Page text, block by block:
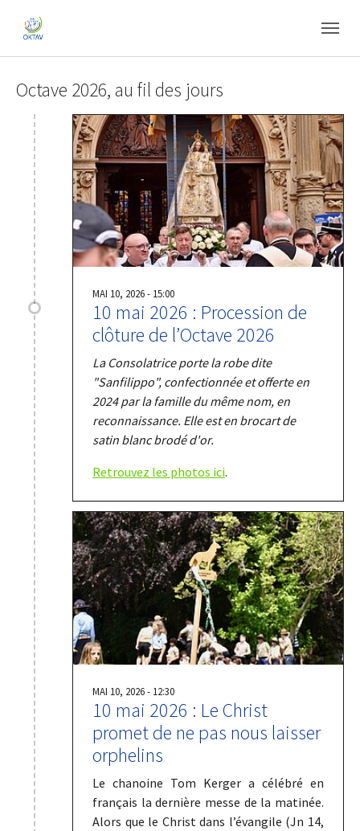
Octave 2026, au fil des jours
MAI 10, 2026 - 15:00
10 mai 2026 : Procession de
clôture de l’Octave 2026
La Consolatrice porte la robe dite
"Sanfilippo", confectionnée et offerte en
2024 par la famille du même nom, en
reconnaissance. Elle est en brocart de
satin blanc brodé d'or.
Retrouvez les photos ici.
MAI 10, 2026 - 12:30
10 mai 2026 : Le Christ
promet de ne pas nous laisser
orphelins
Le chanoine Tom Kerger a célébré en
français la dernière messe de la matinée.
Alors que le Christ dans l’évangile (Jn 14,